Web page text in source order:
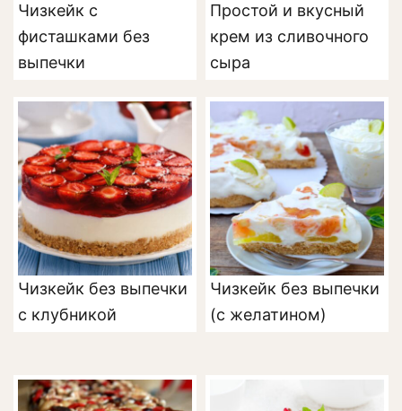
Чизкейк с
фисташками без
выпечки
Простой и вкусный
крем из сливочного
сыра
Чизкейк без выпечки
с клубникой
Чизкейк без выпечки
(с желатином)